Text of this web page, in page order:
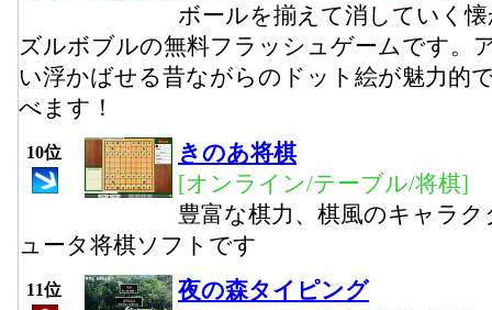
ボールを揃えて消していく
ズルボブルの無料フラッシュゲームです。
い浮かばせる昔ながらのドット絵が魅力的
べます！
10位
きのあ将棋
[オンライン/テーブル/将棋]
豊富な棋力、棋風のキャラ
ュータ将棋ソフトです
11位
夜の森タイピング